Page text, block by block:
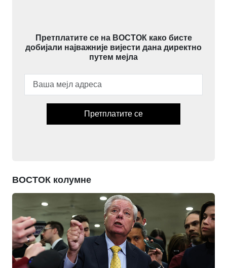
Претплатите се на ВОСТОК како бисте
добијали најважније вијести дана директно
путем мејла
Претплатите се
ВОСТОК колумне